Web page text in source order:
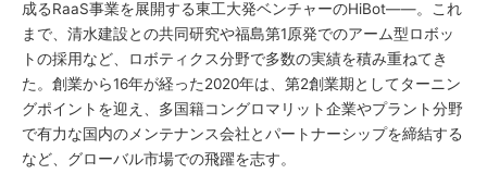
成るRaaS事業を展開する東工大発ベンチャーのHiBot――。これ
まで、清水建設との共同研究や福島第1原発でのアーム型ロボッ
トの採用など、ロボティクス分野で多数の実績を積み重ねてき
た。創業から16年が経った2020年は、第2創業期としてターニン
グポイントを迎え、多国籍コングロマリット企業やプラント分野
で有力な国内のメンテナンス会社とパートナーシップを締結する
など、グローバル市場での飛躍を志す。